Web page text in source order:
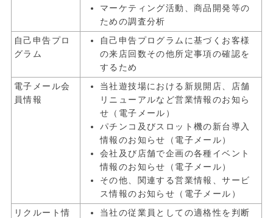
マーケティング活動、商品開発等の
ための調査分析
自己申告プロ
グラム
自己申告プログラムに基づくお客様
の来店回数その他所定事項の確認を
するため
電子メール会
員情報
当社遊技場における新規開店、店舗
リニューアルなど営業情報のお知ら
せ（電子メール）
パチンコ及びスロット機の新台導入
情報のお知らせ（電子メール）
会社及び店舗で企画の各種イベント
情報のお知らせ（電子メール）
その他、関連する営業情報、サービ
ス情報のお知らせ（電子メール）
リクルート情
当社の従業員としての適格性を判断